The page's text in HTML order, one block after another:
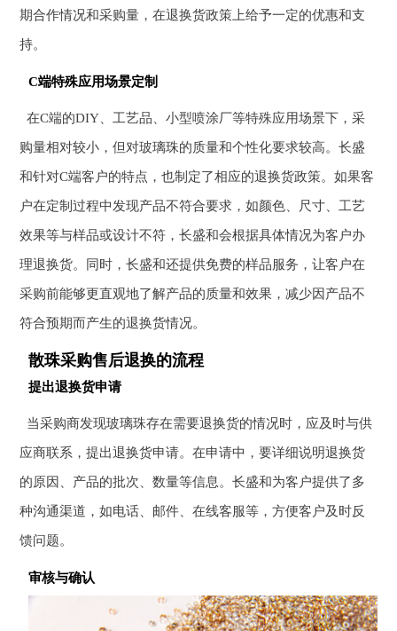
期合作情况和采购量，在退换货政策上给予一定的优惠和支
持。
C端特殊应用场景定制
在C端的DIY、工艺品、小型喷涂厂等特殊应用场景下，采
购量相对较小，但对玻璃珠的质量和个性化要求较高。长盛
和针对C端客户的特点，也制定了相应的退换货政策。如果客
户在定制过程中发现产品不符合要求，如颜色、尺寸、工艺
效果等与样品或设计不符，长盛和会根据具体情况为客户办
理退换货。同时，长盛和还提供免费的样品服务，让客户在
采购前能够更直观地了解产品的质量和效果，减少因产品不
符合预期而产生的退换货情况。
散珠采购售后退换的流程
提出退换货申请
当采购商发现玻璃珠存在需要退换货的情况时，应及时与供
应商联系，提出退换货申请。在申请中，要详细说明退换货
的原因、产品的批次、数量等信息。长盛和为客户提供了多
种沟通渠道，如电话、邮件、在线客服等，方便客户及时反
馈问题。
审核与确认